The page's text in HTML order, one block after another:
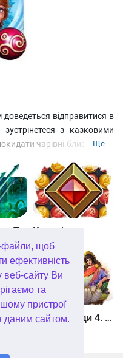
файли, щоб
ефективність
веб-сайту Ви
та
пристрої
даним сайтом.
відправитися в
з казковими
чарівні блискавки і
і не забувайте
А воно, повірте,
ще королівство рятувати
Ще
Таємне місто. Підводне царство. колекційне видання Квадріум
Мундус. Неможливий всесвіт Герої Еллади 4. Народження міфу